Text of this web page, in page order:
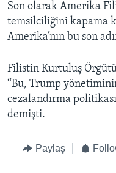
Son olarak Amerika
temsilciliğini kapama
Amerika’nın bu son
Filistin Kurtuluş
“Bu, Trump
cezalandırma
demişti.
Paylaş